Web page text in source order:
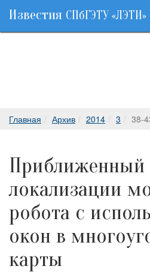
Известия СПбГЭТУ «ЛЭТИ»
Главная Архив 2014 3 38-
Приближенный
локализации
робота с
окон в
карты